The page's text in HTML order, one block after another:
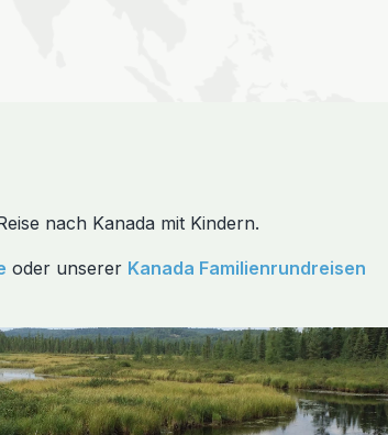
nach Kanada mit Kindern.
oder unserer Kanada Familienrundreisen